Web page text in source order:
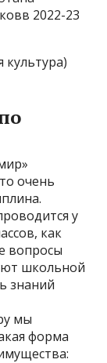
2022-23
культура)
очень
у
как
вопросы
школьной
знаний
мы
форма